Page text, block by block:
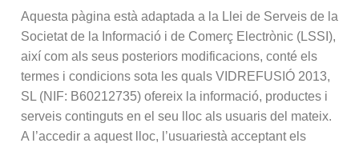
Aquesta pàgina està adaptada a la Llei de Serveis de la
Societat de la Informació i de Comerç Electrònic (LSSI),
així com als seus posteriors modificacions, conté els
termes i condicions sota les quals VIDREFUSIÓ 2013,
SL (NIF: B60212735) ofereix la informació, productes i
serveis continguts en el seu lloc als usuaris del mateix.
A l’accedir a aquest lloc, l’usuariestà acceptant els